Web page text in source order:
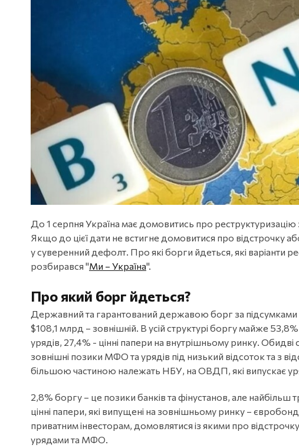
До 1 серпня Україна має домовитись про
Якщо до цієї дати не встигне домовитися про відстрочку
у суверенний дефолт. Про які борги йдеться, які варіанти
розбирався "Ми – Україна".
Про який борг йдеться?
Державний та гарантований державою борг за підсумками
$108,1 млрд – зовнішній. В усій структурі боргу майже
урядів, 27,4% - цінні папери на внутрішньому ринку.
зовнішні позики МФО та урядів під низький відсоток та з
більшою частиною належать НБУ, на ОВДП, які випускає
2,8% боргу – це позики банків та фінустанов, але
цінні папери, які випущені на зовнішньому ринку –
приватним інвесторам, домовлятися із якими про
урядами та МФО.